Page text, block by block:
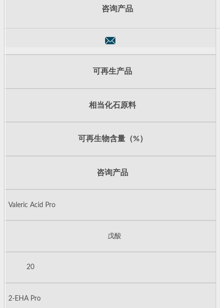
咨询产品
可再生产品
相当化石原料
可再生物含量（%）
咨询产品
Valeric Acid Pro
戊酸
20
2-EHA Pro